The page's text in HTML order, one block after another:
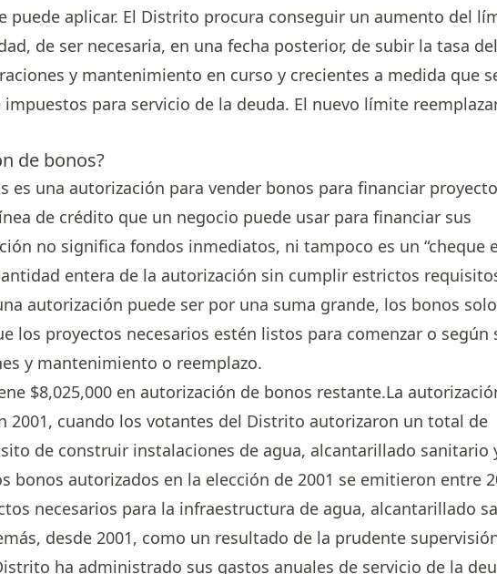
puede aplicar. El Distrito procura conseguir un aumento del
de ser necesaria, en una fecha posterior, de subir la tasa
y mantenimiento en curso y crecientes a medida que
impuestos para servicio de la deuda. El nuevo límite
de bonos?
es una autorización para vender bonos para financiar
de crédito que un negocio puede usar para financiar sus
no significa fondos inmediatos, ni tampoco es un “cheque
entera de la autorización sin cumplir estrictos
autorización puede ser por una suma grande, los bonos
los proyectos necesarios estén listos para comenzar o según
y mantenimiento o reemplazo.
$8,025,000 en autorización de bonos restante.La
2001, cuando los votantes del Distrito autorizaron un total de
de construir instalaciones de agua, alcantarillado sanitario
bonos autorizados en la elección de 2001 se emitieron entre
necesarios para la infraestructura de agua, alcantarillado
desde 2001, como un resultado de la prudente
ha administrado sus gastos anuales de servicio de la